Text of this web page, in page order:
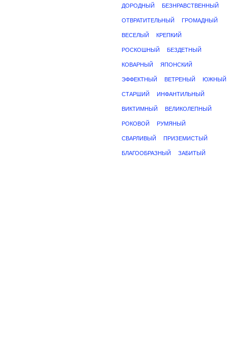
ДОРОДНЫЙ БЕЗНРАВСТВЕННЫЙ
ОТВРАТИТЕЛЬНЫЙ ГРОМАДНЫЙ
ВЕСЕЛЫЙ КРЕПКИЙ
РОСКОШНЫЙ БЕЗДЕТНЫЙ
КОВАРНЫЙ ЯПОНСКИЙ
ЭФФЕКТНЫЙ ВЕТРЕНЫЙ ЮЖНЫЙ
СТАРШИЙ ИНФАНТИЛЬНЫЙ
ВИКТИМНЫЙ ВЕЛИКОЛЕПНЫЙ
РОКОВОЙ РУМЯНЫЙ
СВАРЛИВЫЙ ПРИЗЕМИСТЫЙ
БЛАГООБРАЗНЫЙ ЗАБИТЫЙ